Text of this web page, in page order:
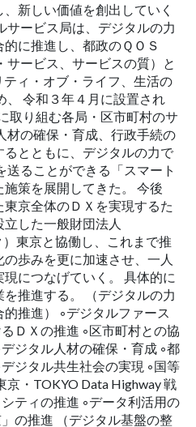
新しい価値を創出していく
サービス局は、デジタルの力
に推進し、都政のＱＯＳ
サービス、サービスの質）と
ィ・オブ・ライフ、生活の
、 令和３年４月に設置され
取り組む各局・区市町村のサ
材の確保・育成、行政手続の
とともに、デジタルの力で
送ることができる「スマート
策を展開してきた。 今後
京全体のＤＸを実現するた
した一般財団法人
東京と協働し、これまで推
歩みを更に加速させ、一人
につなげていく。 具体的に
推進する。 （デジタルの力
推進） ◦デジタルファース
ＤＸの推進 ◦区市町村との協
ジタル人材の確保・育成 ◦都
ジタル共生社会の実現 ◦国等
京・TOKYO Data Highway 戦
ティの推進 ◦データ利活用の
の推進 （デジタル基盤の整